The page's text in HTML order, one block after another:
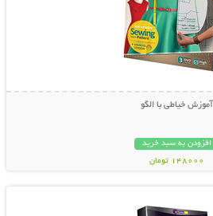
آموزش خیاطی با الگو
افزودن به سبد خرید
148000 تومان